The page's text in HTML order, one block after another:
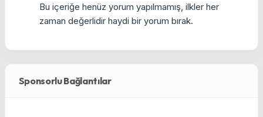
Bu içeriğe henüz yorum yapılmamış, ilkler her
zaman değerlidir haydi bir yorum bırak.
Sponsorlu Bağlantılar